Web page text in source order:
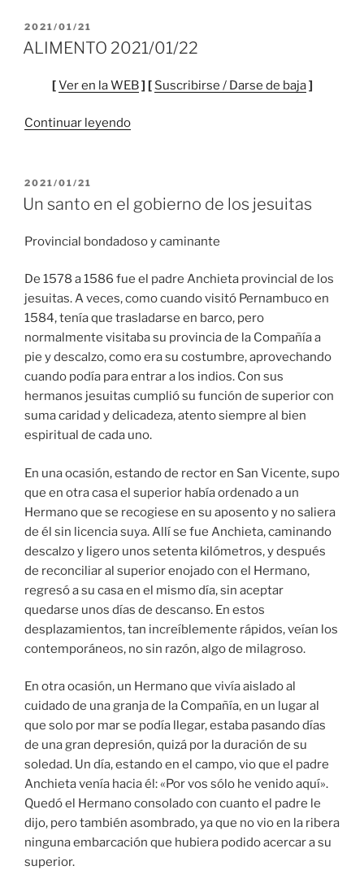
PUBLICADO
EL
2021/01/21
ALIMENTO 2021/01/22
[Ver en la WEB] [ Suscribirse / Darse de baja]
Continuar leyendo“ALIMENTO
PUBLICADO
EL
2021/01/21
Un santo en el gobierno de los jesuitas
Provincial bondadoso y caminante
De 1578 a 1586 fue el padre Anchieta provincial de los
jesuitas. A veces, como cuando visitó Pernambuco en
1584, tenía que trasladarse en barco, pero
normalmente visitaba su provincia de la Compañía a
pie y descalzo, como era su costumbre, aprovechando
cuando podía para entrar a los indios. Con sus
hermanos jesuitas cumplió su función de superior con
suma caridad y delicadeza, atento siempre al bien
espiritual de cada uno.
En una ocasión, estando de rector en San Vicente, supo
que en otra casa el superior había ordenado a un
Hermano que se recogiese en su aposento y no saliera
de él sin licencia suya. Allí se fue Anchieta, caminando
descalzo y ligero unos setenta kilómetros, y después
de reconciliar al superior enojado con el Hermano,
regresó a su casa en el mismo día, sin aceptar
quedarse unos días de descanso. En estos
desplazamientos, tan increíblemente rápidos, veían los
contemporáneos, no sin razón, algo de milagroso.
En otra ocasión, un Hermano que vivía aislado al
cuidado de una granja de la Compañía, en un lugar al
que solo por mar se podía llegar, estaba pasando días
de una gran depresión, quizá por la duración de su
soledad. Un día, estando en el campo, vio que el padre
Anchieta venía hacia él: «Por vos sólo he venido aquí».
Quedó el Hermano consolado con cuanto el padre le
dijo, pero también asombrado, ya que no vio en la ribera
ninguna embarcación que hubiera podido acercar a su
superior.